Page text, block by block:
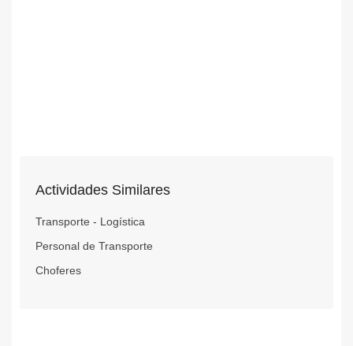
Actividades Similares
Transporte - Logística
Personal de Transporte
Choferes